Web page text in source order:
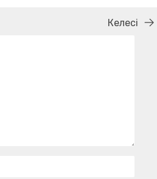
Келесі